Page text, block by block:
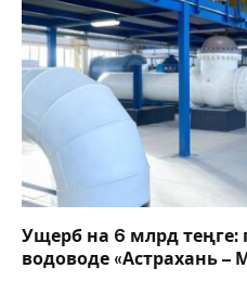
Ущерб на 6 млрд теңге:
водоводе «Астрахань –